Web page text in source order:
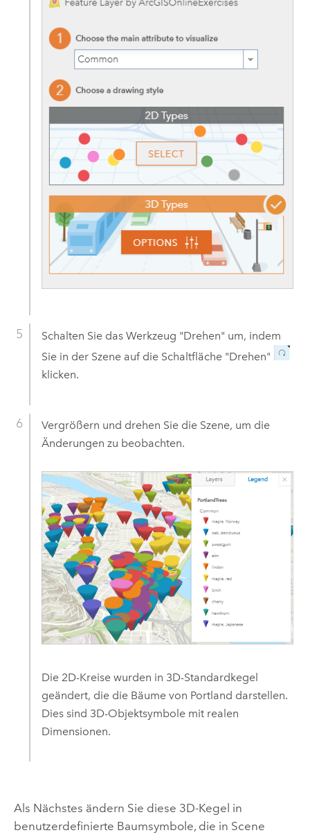
Schalten Sie das Werkzeug "Drehen" um, indem
Sie in der Szene auf die Schaltfläche "Drehen"
klicken.
Vergrößern und drehen Sie die Szene, um die
Änderungen zu beobachten.
Die 2D-Kreise wurden in 3D-Standardkegel
geändert, die die Bäume von Portland darstellen.
Dies sind 3D-Objektsymbole mit realen
Dimensionen.
Als Nächstes ändern Sie diese 3D-Kegel in
benutzerdefinierte Baumsymbole, die in Scene